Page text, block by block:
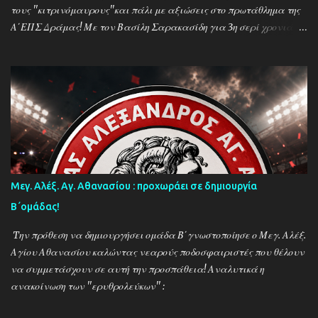
τους ''κιτρινόμαυρους''και πάλι με αξιώσεις στο πρωτάθλημα της
Α΄ΕΠΣ Δράμας! Με τον Βασίλη Σαρακασίδη για 3η σερί χρονιά
δυναμική των ''κιτρινόμαυρων''! Παρακάτω δείτε φωτοστιγμές
απο τις προπονήσεις της δραμινής ομάδας μέσα απο τον φακό της
''Ο'' που βρέθηκε στο γήπεδο του Καλαμπακίου ενώ δηλώσεις
κάνουν οι κ.κ. Σαρακασίδης Βασίλης (προπονητής) , Βαβλιάκης
Χρόνης (τεχνικός διευθυντής) και οι ποδοσφαιριστές Μάριος
Βουτσινάς και Ηλίας Σταμπουλής!
Μεγ. Αλέξ. Αγ. Αθανασίου : προχωράει σε δημιουργία
Β΄ομάδας!
Tην πρόθεση να δημιουργήσει ομάδα Β΄γνωστοποίησε ο Μεγ. Αλέξ.
Αγίου Αθανασίου καλώντας νεαρούς ποδοσφαιριστές που θέλουν
να συμμετάσχουν σε αυτή την προσπάθεια! Αναλυτικά η
ανακοίνωση των ''ερυθρολεύκων'' :